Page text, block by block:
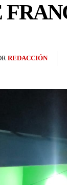
REDACCIÓN